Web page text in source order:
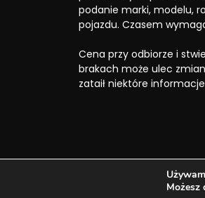
podanie marki, modelu,
pojazdu. Czasem
Cena przy odbiorze i
brakach może ulec
zataił niektóre
© 2026 Strony www